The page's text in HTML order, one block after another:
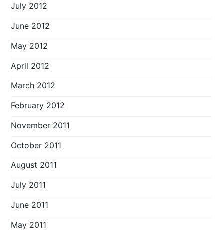
July 2012
June 2012
May 2012
April 2012
March 2012
February 2012
November 2011
October 2011
August 2011
July 2011
June 2011
May 2011